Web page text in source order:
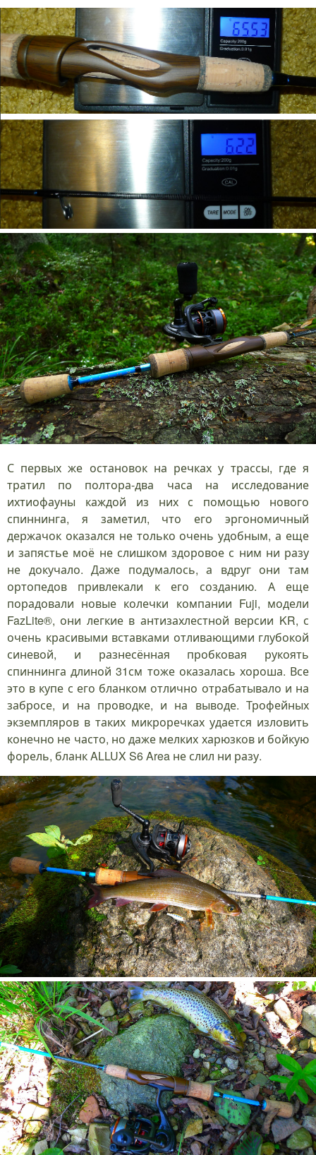
С первых же остановок на речках у трассы, где я
тратил по полтора-два часа на исследование
ихтиофауны каждой из них с помощью нового
спиннинга, я заметил, что его эргономичный
держачок оказался не только очень удобным, а еще
и запястье моё не слишком здоровое с ним ни разу
не докучало. Даже подумалось, а вдруг они там
ортопедов привлекали к его созданию. А еще
порадовали новые колечки компании Fuji, модели
FazLite®, они легкие в антизахлестной версии KR, с
очень красивыми вставками отливающими глубокой
синевой, и разнесённая пробковая рукоять
спиннинга длиной 31см тоже оказалась хороша. Все
это в купе с его бланком отлично отрабатывало и на
забросе, и на проводке, и на выводе. Трофейных
экземпляров в таких микроречках удается изловить
конечно не часто, но даже мелких харюзков и бойкую
форель, бланк ALLUX S6 Area не слил ни разу.